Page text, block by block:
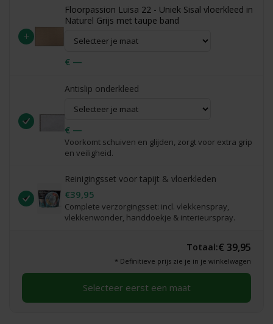
+
Floorpassion Luisa 22 - Uniek Sisal vloerkleed in
Naturel Grijs met taupe band
€ —
Antislip onderkleed
€ —
Voorkomt schuiven en glijden, zorgt voor extra grip
en veiligheid.
Reinigingsset voor tapijt & vloerkleden
€39,95
Complete verzorgingsset: incl. vlekkenspray,
vlekkenwonder, handdoekje & interieurspray.
Totaal:€ 39,95
* Definitieve prijs zie je in je winkelwagen
Selecteer eerst een maat